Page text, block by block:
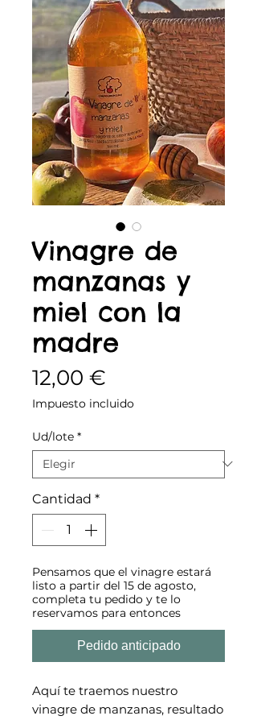
Vinagre de
manzanas y
miel con la
madre
12,00 €
Impuesto incluido
Ud/lote *
Cantidad *
Pensamos que el vinagre estará
listo a partir del 15 de agosto,
completa tu pedido y te lo
reservamos para entonces
Pedido anticipado
Aquí te traemos nuestro
vinagre de manzanas, resultado